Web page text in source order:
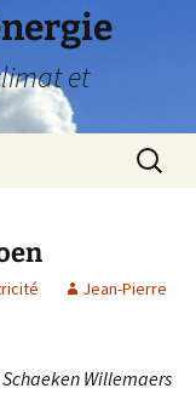
et
Jean-Pierre
Willemaers